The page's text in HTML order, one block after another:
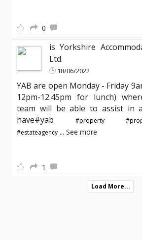
0
is Yorkshire
Ltd.
18/06/2022
YAB are open Monday - Friday
12pm-12.45pm for lunch)
team will be able to assist in
have#yab
#property
#estateagency ... See more
1
Load More...